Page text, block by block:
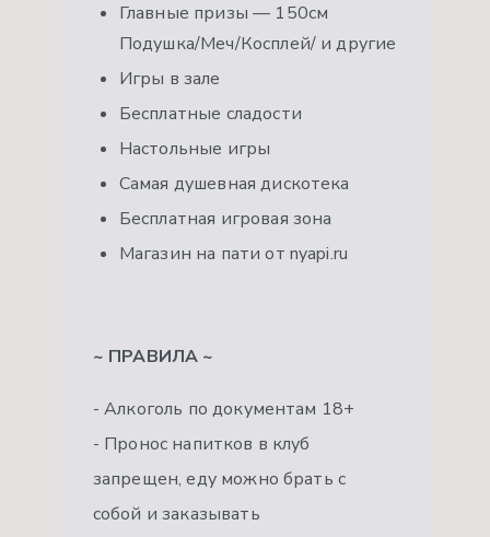
Главные призы — 150см
Подушка/Меч/Косплей/ и другие
Игры в зале
Бесплатные сладости
Настольные игры
Самая душевная дискотека
Бесплатная игровая зона
Магазин на пати от nyapi.ru
~ ПРАВИЛА ~
- Алкоголь по документам 18+
- Пронос напитков в клуб
запрещен, еду можно брать с
собой и заказывать